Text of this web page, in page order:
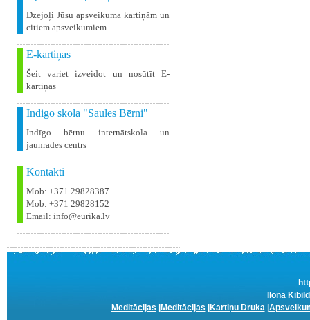
Dzejoļi Jūsu apsveikuma kartiņām un
citiem apsveikumiem
E-kartiņas
Šeit variet izveidot un nosūtīt E-
kartiņas
Indigo skola "Saules Bērni"
Indīgo bērnu internātskola un
jaunrades centrs
Kontakti
Mob: +371 29828387
Mob: +371 29828152
Email: info@eurika.lv
Ilona
Meditācijas
Meditācijas Kartiņu Druka|